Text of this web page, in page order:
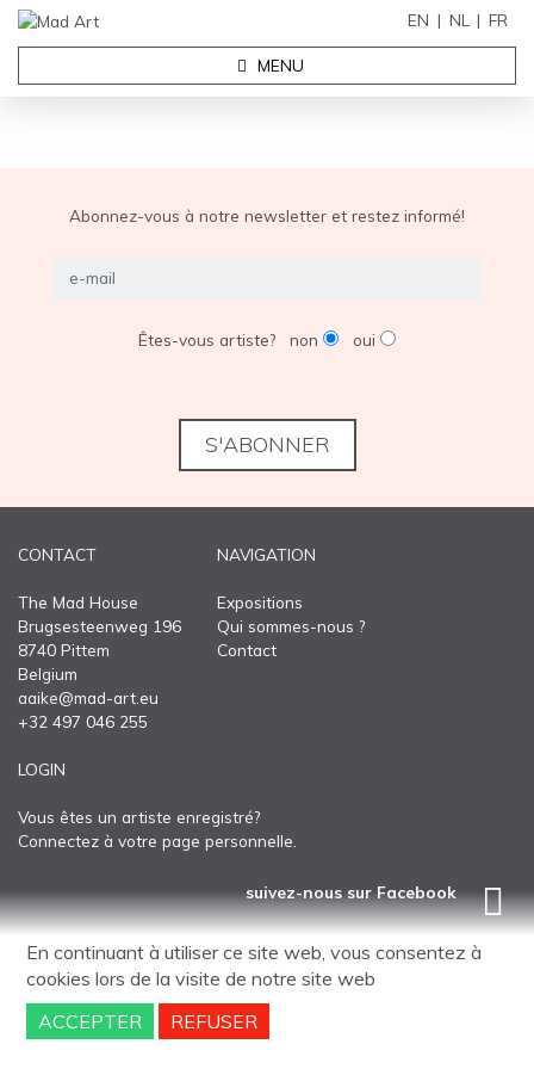
EN NL FR
MENU
CONTACT
Abonnez-vous à notre newsletter et restez informé!
Êtes-vous artiste? non oui
S'ABONNER
CONTACT
The Mad House
Brugsesteenweg 196
8740 Pittem
Belgium
aaike@mad-art.eu
+32 497 046 255
NAVIGATION
Expositions
Qui sommes-nous ?
Contact
LOGIN
Vous êtes un artiste enregistré?
Connectez à votre page personnelle.
suivez-nous sur Facebook
Sitemap
site webparNtriga.Agency
En continuant à utiliser ce site web, vous consentez à
cookies lors de la visite de notre site web
ACCEPTER
REFUSER